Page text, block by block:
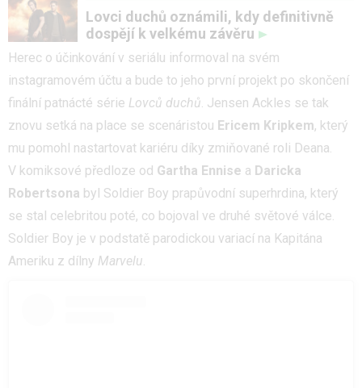
Lovci duchů oznámili, kdy definitivně
dospějí k velkému závěru
Herec o účinkování v seriálu informoval na svém
instagramovém účtu a bude to jeho první projekt po skončení
finální patnácté série Lovců duchů. Jensen Ackles se tak
znovu setká na place se scenáristou Ericem Kripkem, který
mu pomohl nastartovat kariéru díky zmiňované roli Deana.
V komiksové předloze od Gartha Ennise a Daricka
Robertsona byl Soldier Boy prapůvodní superhrdina, který
se stal celebritou poté, co bojoval ve druhé světové válce.
Soldier Boy je v podstatě parodickou variací na Kapitána
Ameriku z dílny Marvelu.